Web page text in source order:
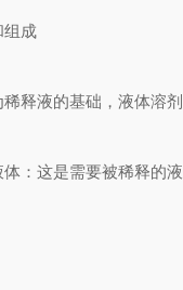
成
液的基础，液体溶剂
这是需要被稀释的液